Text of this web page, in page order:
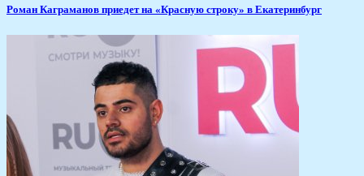
​Роман Каграманов приедет на «Красную строку» в Екатеринбург